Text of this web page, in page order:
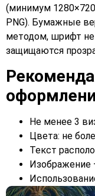
(минимум 1280×720
PNG). Бумажные
методом, шрифт
защищаются
Не менее 3
Цвета: не
Текст
Изображение